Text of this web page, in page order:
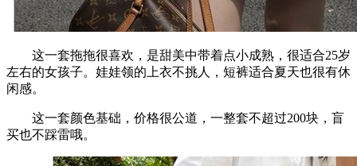
这一套拖拖很喜欢，是甜美中带着点小成熟，很适合25岁
左右的女孩子。娃娃领的上衣不挑人，短裤适合夏天也很有休
闲感。
这一套颜色基础，价格很公道，一整套不超过200块，盲
买也不踩雷哦。